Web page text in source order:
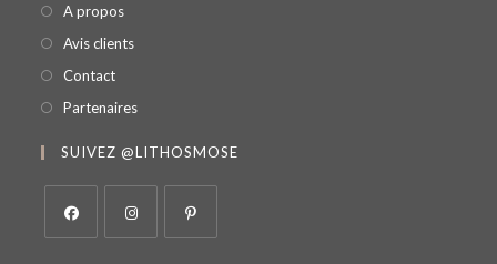
A propos
Avis clients
Contact
Partenaires
SUIVEZ @LITHOSMOSE